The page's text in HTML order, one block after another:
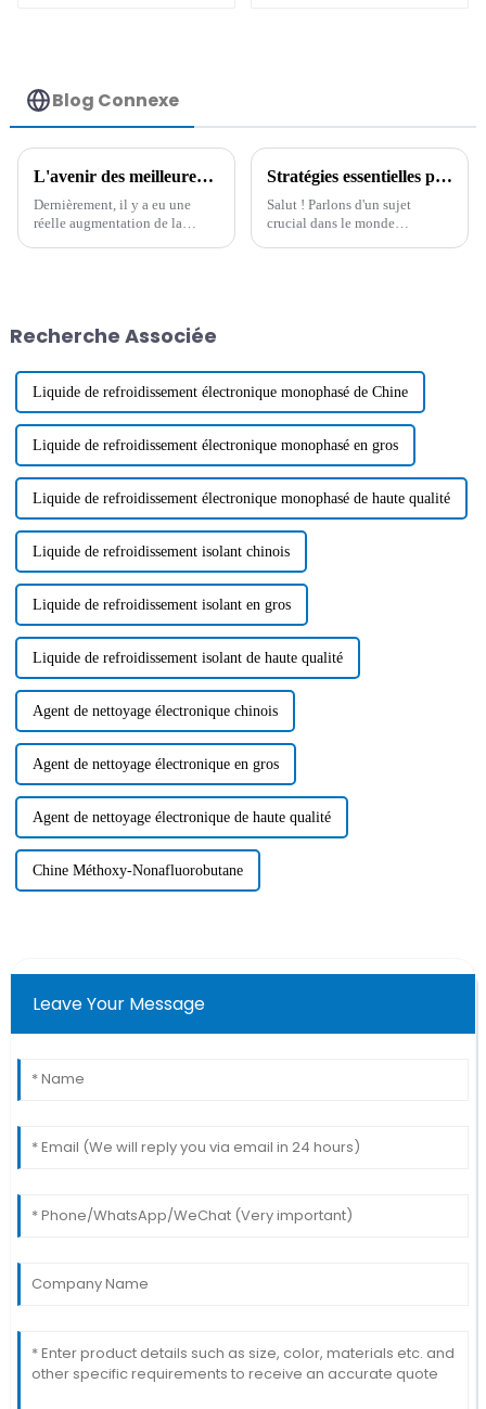
Blog Connexe
L'avenir des meilleures solutions antistatiques haute température : révolutionner les normes industrielles
Dernièrement, il y a eu une
réelle augmentation de la
Stratégies essentielles pour l'utilisation d'additifs antistatiques dans les processus de fabrication modernes
Salut ! Parlons d'un sujet
crucial dans le monde
Recherche Associée
Liquide de refroidissement électronique monophasé de Chine
Liquide de refroidissement électronique monophasé en gros
Liquide de refroidissement électronique monophasé de haute qualité
Liquide de refroidissement isolant chinois
Liquide de refroidissement isolant en gros
Liquide de refroidissement isolant de haute qualité
Agent de nettoyage électronique chinois
Agent de nettoyage électronique en gros
Agent de nettoyage électronique de haute qualité
Chine Méthoxy-Nonafluorobutane
Leave Your Message